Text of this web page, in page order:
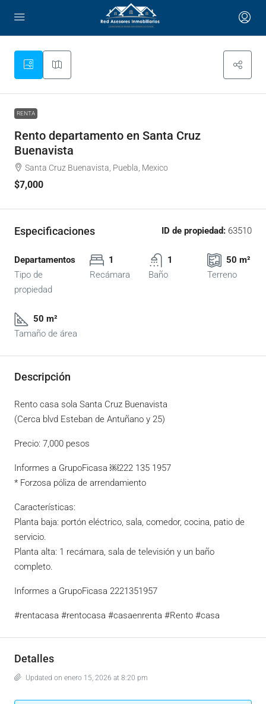
RENTA
Rento departamento en Santa Cruz
Buenavista
Santa Cruz Buenavista, Puebla, Mexico
$7,000
Especificaciones ID de propiedad: 63510
Departamentos
Tipo de
propiedad
1
Recámara
1
Baño
50 m²
Terreno
50 m²
Tamaño de área
Descripción
Rento casa sola Santa Cruz Buenavista
(Cerca blvd Esteban de Antuñano y 25)
Precio: 7,000 pesos
Informes a GrupoFicasa ￼⁨222 135 1957⁩
* Forzosa póliza de arrendamiento
Características:
Planta baja: portón eléctrico, sala, comedor, cocina, patio de
servicio.
Planta alta: 1 recámara, sala de televisión y un baño
completo.
Informes a GrupoFicasa 2221351957
#rentacasa #rentocasa #casaenrenta #Rento #casa
Detalles
Updated on enero 15, 2026 at 8:20 pm